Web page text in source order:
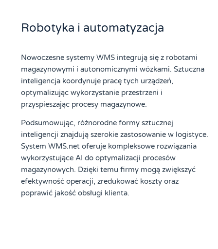
Robotyka i automatyzacja
Nowoczesne systemy WMS integrują się z robotami
magazynowymi i autonomicznymi wózkami. Sztuczna
inteligencja koordynuje pracę tych urządzeń,
optymalizując wykorzystanie przestrzeni i
przyspieszając procesy magazynowe.
Podsumowując, różnorodne formy sztucznej
inteligencji znajdują szerokie zastosowanie w logistyce.
System WMS.net oferuje kompleksowe rozwiązania
wykorzystujące AI do optymalizacji procesów
magazynowych. Dzięki temu firmy mogą zwiększyć
efektywność operacji, zredukować koszty oraz
poprawić jakość obsługi klienta.